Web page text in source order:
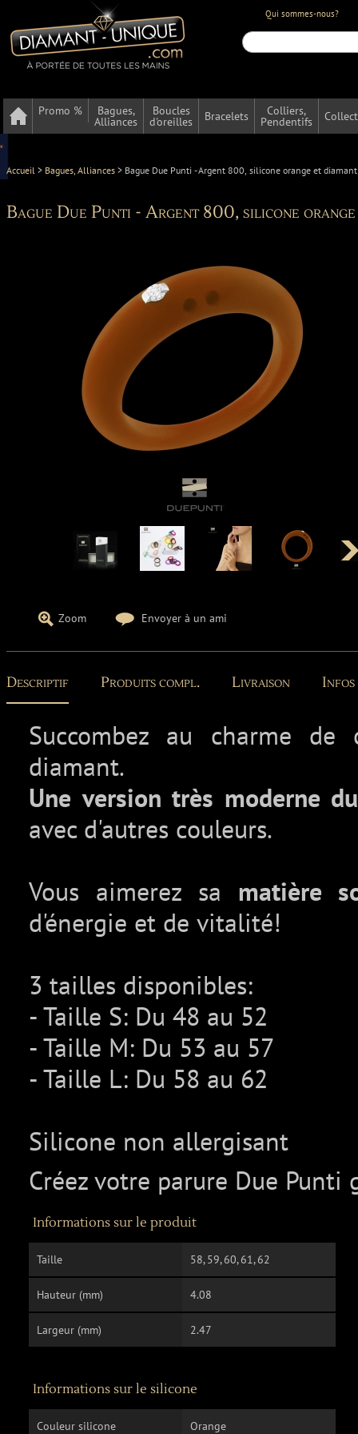
Qui sommes-nous?
Promo % Bagues,
Alliances
Boucles
d'oreilles Bracelets Colliers,
Pendentifs
Accueil > Bagues, Alliances > Bague Due Punti - Argent 800, silicone orange et
Bague Due Punti - Argent 800, silicone
Zoom Envoyer à un ami
Descriptif Produits compl. Livraison
Succombez au charme
diamant.
Une version très moderne
avec d'autres couleurs.
Vous aimerez sa matière
d'énergie et de vitalité!
3 tailles disponibles:
- Taille S: Du 48 au 52
- Taille M: Du 53 au 57
- Taille L: Du 58 au 62
Silicone non allergisant
Créez votre parure Due Punti
Informations sur le produit
Taille 58, 59, 60, 61, 62
Hauteur (mm) 4.08
Largeur (mm) 2.47
Informations sur le silicone
Couleur silicone Orange